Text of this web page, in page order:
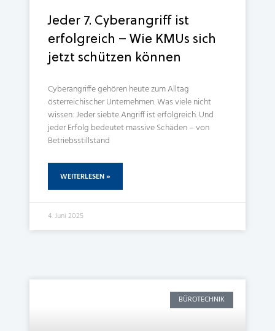
Jeder 7. Cyberangriff ist
erfolgreich – Wie KMUs sich
jetzt schützen können
Cyberangriffe gehören heute zum Alltag
österreichischer Unternehmen. Was viele nicht
wissen: Jeder siebte Angriff ist erfolgreich. Und
jeder Erfolg bedeutet massive Schäden – von
Betriebsstillstand
WEITERLESEN »
4. Juni 2025
BÜROTECHNIK